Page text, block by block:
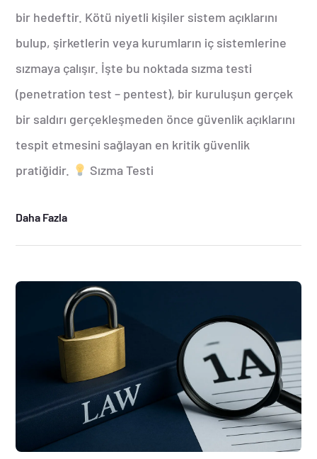
bir hedeftir. Kötü niyetli kişiler sistem açıklarını
bulup, şirketlerin veya kurumların iç sistemlerine
sızmaya çalışır. İşte bu noktada sızma testi
(penetration test – pentest), bir kuruluşun gerçek
bir saldırı gerçekleşmeden önce güvenlik açıklarını
tespit etmesini sağlayan en kritik güvenlik
pratiğidir.
Sızma Testi
Daha Fazla